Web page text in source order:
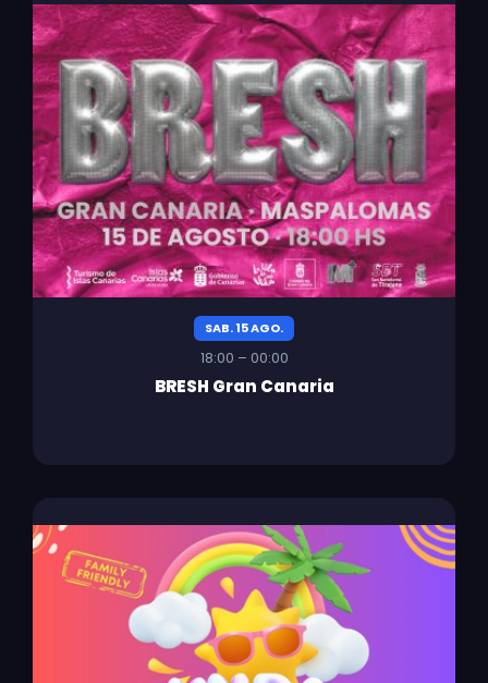
SAB. 15 AGO.
18:00 – 00:00
BRESH Gran Canaria